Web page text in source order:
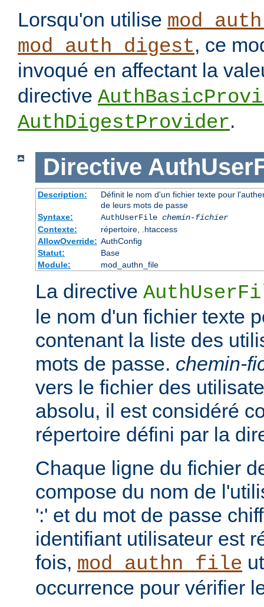
Lorsqu'on utilise
mod_auth_digest, ce
invoqué en affectant la
directive
AuthDigestProvider.
Directive
Description:
Définit le nom d'un fichier texte pour
de leurs mots de passe
Syntaxe:
AuthUserFile chemin-fichier
Contexte:
répertoire, .htaccess
AllowOverride: AuthConfig
Statut:
Base
Module:
mod_authn_file
La directive
le nom d'un fichier texte
contenant la liste des
mots de passe. chemin-
vers le fichier des
absolu, il est considéré
répertoire défini par la
Chaque ligne du fichier
compose du nom de
':' et du mot de passe
identifiant utilisateur est
fois, mod_authn_file
occurrence pour vérifier